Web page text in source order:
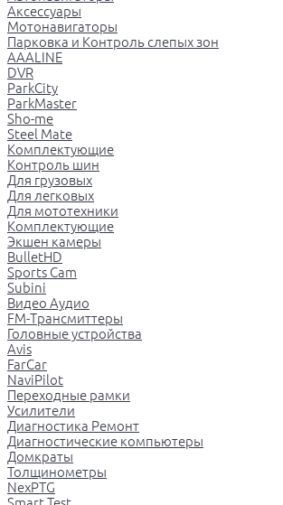
Аксессуары
Мотонавигаторы
Парковка и Контроль слепых зон
AAALINE
DVR
ParkCity
ParkMaster
Sho-me
Steel Mate
Комплектующие
Контроль шин
Для грузовых
Для легковых
Для мототехники
Комплектующие
Экшен камеры
BulletHD
Sports Cam
Subini
Видео Аудио
FM-Трансмиттеры
Головные устройства
Avis
FarCar
NaviPilot
Переходные рамки
Усилители
Диагностика Ремонт
Диагностические компьютеры
Домкраты
Толщинометры
NexPTG